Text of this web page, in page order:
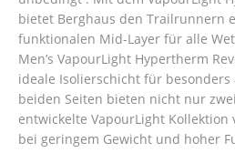
bietet Berghaus den Trailrunnern
funktionalen Mid-Layer für alle
Men’s VapourLight Hypertherm
ideale Isolierschicht für
beiden Seiten bieten nicht nur
entwickelte VapourLight
bei geringem Gewicht und hoher